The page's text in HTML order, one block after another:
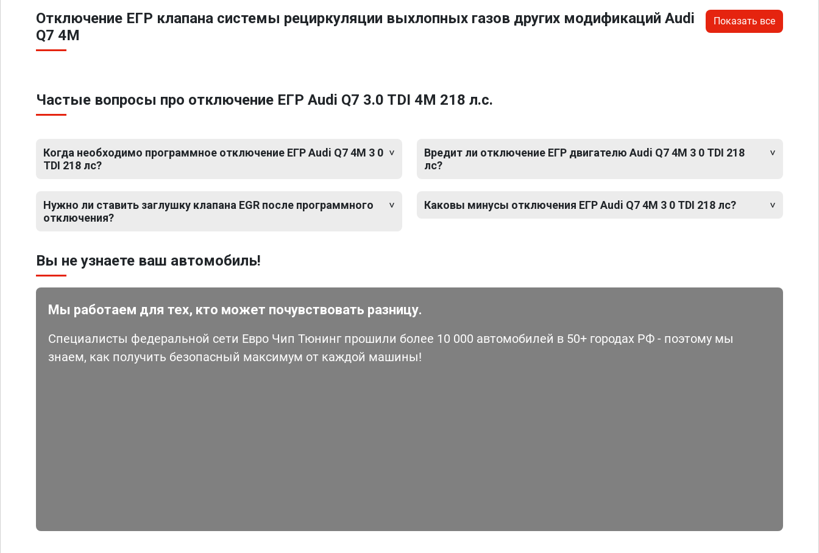
Отключение ЕГР клапана системы рециркуляции выхлопных газов других модификаций Audi
Q7 4M
Показать все
Частые вопросы про отключение ЕГР Audi Q7 3.0 TDI 4M 218 л.с.
Когда необходимо программное отключение ЕГР Audi Q7 4M 3 0
TDI 218 лс?
Нужно ли ставить заглушку клапана EGR после программного
отключения?
Вредит ли отключение ЕГР двигателю Audi Q7 4M 3 0 TDI 218
лс?
Каковы минусы отключения ЕГР Audi Q7 4M 3 0 TDI 218 лс?
Вы не узнаете ваш автомобиль!
Мы работаем для тех, кто может почувствовать разницу.
Специалисты федеральной сети Евро Чип Тюнинг прошили более 10 000 автомобилей в 50+ городах РФ - поэтому мы
знаем, как получить безопасный максимум от каждой машины!